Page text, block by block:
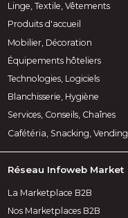
Linge, Textile, Vêtements
Produits d'accueil
Mobilier, Décoration
Équipements hôteliers
Technologies, Logiciels
Blanchisserie, Hygiène
Services, Conseils, Chaînes
Cafétéria, Snacking, Vending
Réseau Infoweb Market
La Marketplace B2B
Nos Marketplaces B2B